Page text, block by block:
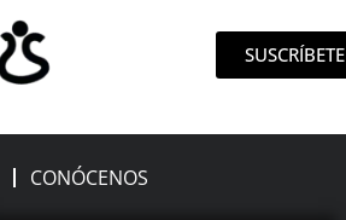
SUSCRÍBETE
CONÓCENOS